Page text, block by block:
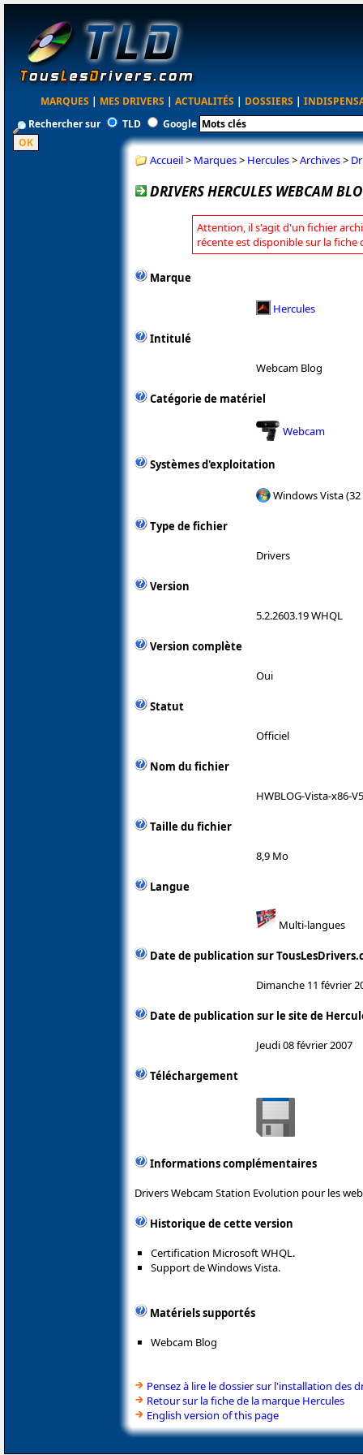
MARQUES | MES DRIVERS | ACTUALITÉS | DOSSIERS |
Rechercher sur
TLD Google
Accueil> Marques> Hercules>Archives>
DRIVERS HERCULES WEBCAM
Attention, il s'agit d'un fichier
récente est disponible sur la fiche
Marque
Hercules
Intitulé
Webcam Blog
Catégorie de matériel
Webcam
Systèmes d'exploitation
Windows Vista
Type de fichier
Drivers
Version
5.2.2603.19 WHQL
Version complète
Oui
Statut
Officiel
Nom du fichier
HWBLOG-Vista-x86-
Taille du fichier
8,9 Mo
Langue
Multi-langues
Date de publication sur
Dimanche 11 février
Date de publication sur le site de
Jeudi 08 février 2007
Téléchargement
Informations complémentaires
Drivers Webcam Station Evolution pour les
Historique de cette version
Certification Microsoft WHQL.
Support de Windows Vista.
Matériels supportés
Webcam Blog
Pensez à lire le dossier sur l'installation des
Retour sur la fiche de la marque Hercules
English version of this page